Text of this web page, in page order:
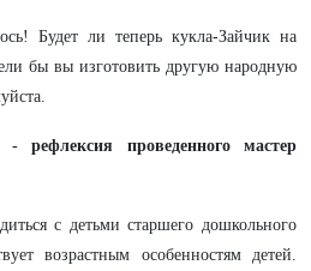
Будет ли теперь кукла-Зайчик на
бы вы изготовить другую народную
рефлексия проведенного мастер
с детьми старшего дошкольного
возрастным особенностям детей.